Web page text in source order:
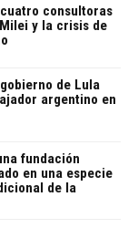
consultoras
y la crisis de
de Lula
argentino en
fundación
en una especie
de la